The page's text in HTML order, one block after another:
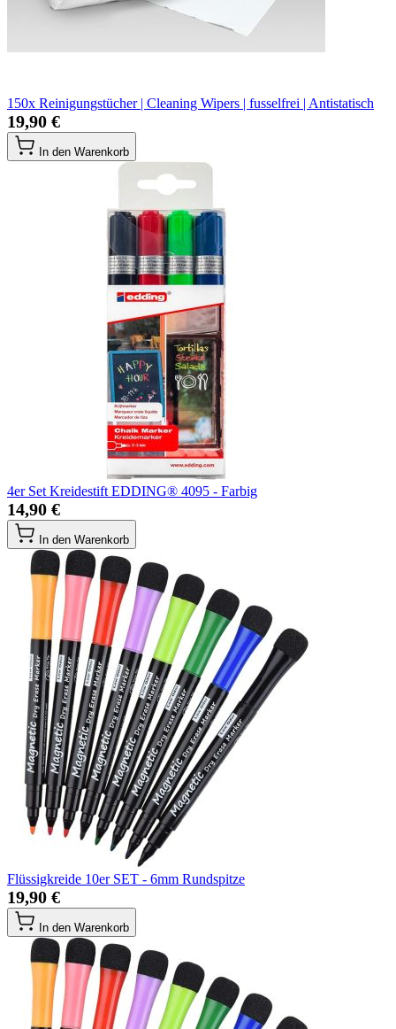
150x Reinigungstücher | Cleaning Wipers | fusselfrei | Antistatisch
19,90 €
In den Warenkorb
4er Set Kreidestift EDDING® 4095 - Farbig
14,90 €
In den Warenkorb
Flüssigkreide 10er SET - 6mm Rundspitze
19,90 €
In den Warenkorb